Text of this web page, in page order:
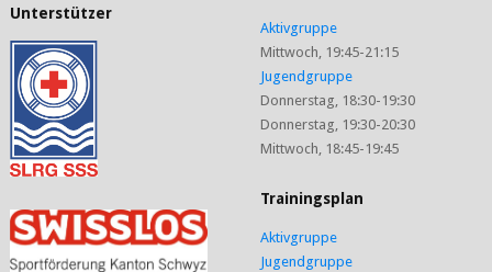
Unterstützer
Aktivgruppe
Mittwoch, 19:45-21:15
Jugendgruppe
Donnerstag, 18:30-19:30
Donnerstag, 19:30-20:30
Mittwoch, 18:45-19:45
Trainingsplan
Aktivgruppe
Jugendgruppe